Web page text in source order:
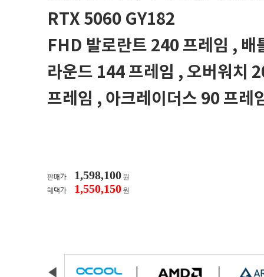
RTX 5060 GY182
FHD 발로란트 240 프레임 , 배
라운드 144 프레임 , 오버워치
프레임 , 아크레이더스 90 프레
판매가 1,598,100 원
혜택가
1,550,150 원